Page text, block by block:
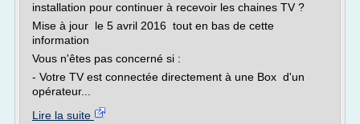
installation pour continuer à recevoir les chaines TV ?
Mise à jour le 5 avril 2016 tout en bas de cette
information
Vous n'êtes pas concerné si :
- Votre TV est connectée directement à une Box d'un
opérateur...
Lire la suite